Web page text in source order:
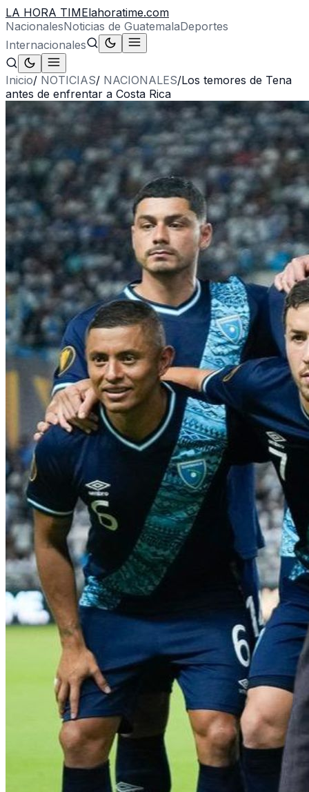
LA HORA TIMElahoratime.com
NacionalesNoticias de GuatemalaDeportes
Internacionales
Inicio/ NOTICIAS/ NACIONALES/Los temores de Tena
antes de enfrentar a Costa Rica